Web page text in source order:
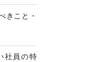
きこと・
社員の特